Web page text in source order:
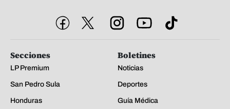
Secciones
LP Premium
San Pedro Sula
Honduras
Boletines
Noticias
Deportes
Guía Médica